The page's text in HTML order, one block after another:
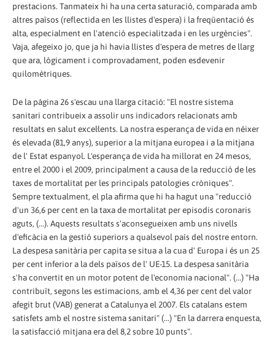
prestacions. Tanmateix hi ha una certa saturació, comparada amb
altres països (reflectida en les llistes d'espera) i la freqüentació és
alta, especialment en l'atenció especialitzada i en les urgències".
Vaja, afegeixo jo, que ja hi havia llistes d'espera de metres de llarg
que ara, lògicament i comprovadament, poden esdevenir
quilomètriques.
De la pàgina 26 s'escau una llarga citació: "El nostre sistema
sanitari contribueix a assolir uns indicadors relacionats amb
resultats en salut excel·lents. La nostra esperança de vida en néixer
és elevada (81,9 anys), superior a la mitjana europea i a la mitjana
de l' Estat espanyol. L'esperança de vida ha millorat en 24 mesos,
entre el 2000 i el 2009, principalment a causa de la reducció de les
taxes de mortalitat per les principals patologies cròniques".
Sempre textualment, el pla afirma que hi ha hagut una "reducció
d'un 36,6 per cent en la taxa de mortalitat per episodis coronaris
aguts, (...). Aquests resultats s'aconsegueixen amb uns nivells
d'eficàcia en la gestió superiors a qualsevol país del nostre entorn.
La despesa sanitària per capita se situa a la cua d' Europa i és un 25
per cent inferior a la dels països de l' UE-15. La despesa sanitària
s'ha convertit en un motor potent de l'economia nacional". (...) "Ha
contribuït, segons les estimacions, amb el 4,36 per cent del valor
afegit brut (VAB) generat a Catalunya el 2007. Els catalans estem
satisfets amb el nostre sistema sanitari" (...) "En la darrera enquesta,
la satisfacció mitjana era del 8,2 sobre 10 punts".